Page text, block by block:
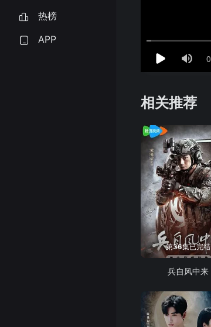
热榜
APP
相关推荐
第36集已完结
兵自风中来